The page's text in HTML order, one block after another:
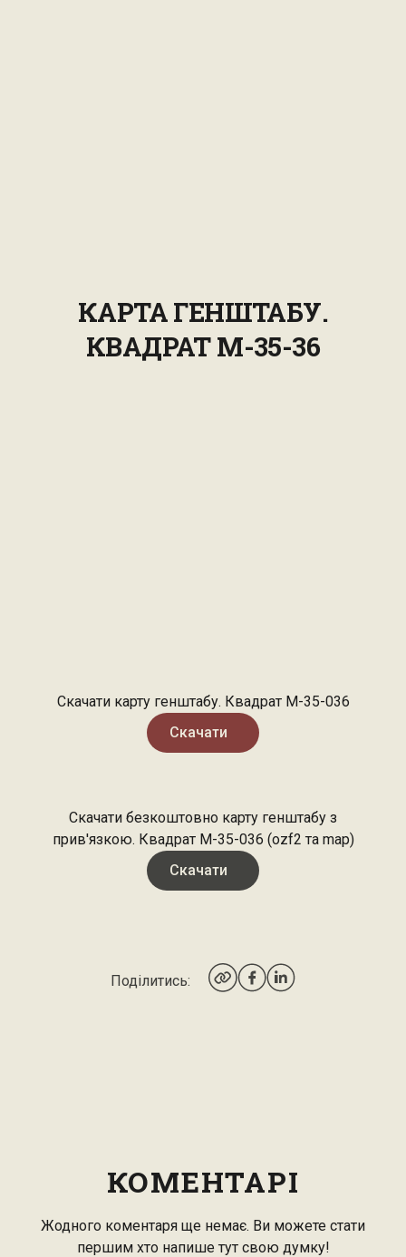
КАРТА ГЕНШТАБУ.
КВАДРАТ М-35-36
Скачати карту генштабу. Квадрат М-35-036
Скачати
Скачати безкоштовно карту генштабу з
прив'язкою. Квадрат М-35-036 (ozf2 та map)
Скачати
Поділитись:
КОМЕНТАРІ
Жодного коментаря ще немає. Ви можете стати
першим хто напише тут свою думку!